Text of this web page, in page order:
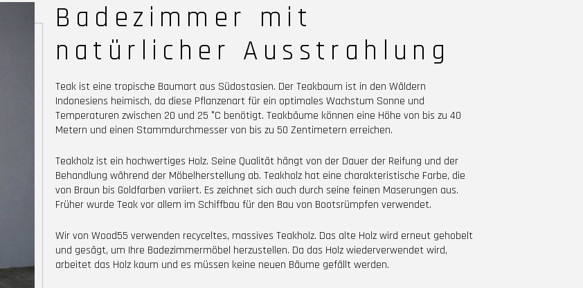
Badezimmer mit
natürlicher Ausstrahlung
Teak ist eine tropische Baumart aus Südostasien. Der Teakbaum ist in den Wäldern
Indonesiens heimisch, da diese Pflanzenart für ein optimales Wachstum Sonne und
Temperaturen zwischen 20 und 25 °C benötigt. Teakbäume können eine Höhe von bis zu 40
Metern und einen Stammdurchmesser von bis zu 50 Zentimetern erreichen.
Teakholz ist ein hochwertiges Holz. Seine Qualität hängt von der Dauer der Reifung und der
Behandlung während der Möbelherstellung ab. Teakholz hat eine charakteristische Farbe, die
von Braun bis Goldfarben variiert. Es zeichnet sich auch durch seine feinen Maserungen aus.
Früher wurde Teak vor allem im Schiffbau für den Bau von Bootsrümpfen verwendet.
Wir von Wood55 verwenden recyceltes, massives Teakholz. Das alte Holz wird erneut gehobelt
und gesägt, um Ihre Badezimmermöbel herzustellen. Da das Holz wiederverwendet wird,
arbeitet das Holz kaum und es müssen keine neuen Bäume gefällt werden.